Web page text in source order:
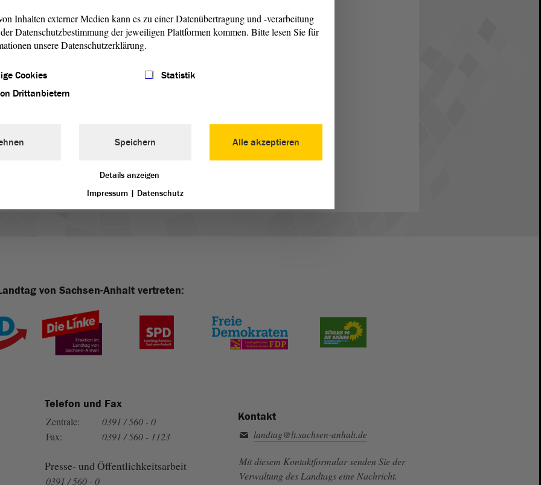
der Landessprecher für Sachsen-Anhalt, erzählen mit
von ihren Eindrücken, Erlebnissen und persönlichen
des Landes. Dadurch werden einem die
Landes Sachsen-Anhalt nahegebracht und man
unbeachtet gebliebene Einblicke in diese Zeit.
der Präsentation lebendiger und persönlicher
mit historischen Quellen besonderer Art.
(Hrsg.): Sachsen-Anhalt – Das besondere
Erinnerungen an ein wieder entstandenes Land.
von Sachsen-Anhalt vertreten:
Telefon und Fax
Zentrale:
0391 / 560 - 0
Fax:
0391 / 560 - 1123
Presse- und Öffentlichkeitsarbeit
0391 / 560 - 0
Kontakt
landtag@lt.sachsen-anhalt.de
Mit diesem Kontaktformular senden Sie der
Verwaltung des Landtags eine Nachricht.
Inhalten externer Medien kann es zu einer Datenübertragung und -verarbeitung
Datenschutzbestimmung der jeweiligen Plattformen kommen. Bitte lesen Sie für
unsere Datenschutzerklärung.
Cookies
Statistik
Drittanbietern
Alle akzeptieren
Speichern
Details anzeigen
Impressum | Datenschutz